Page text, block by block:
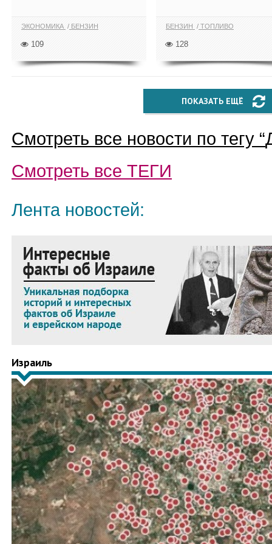
ЭКОНОМИКА БЕНЗИН
109
БЕНЗИН ТОПЛИВО
128
ПОКАЗАТЬ ЕЩЁ
Смотреть все новости по тегу “
Смотреть все ТЕГИ
Лента новостей:
Израиль